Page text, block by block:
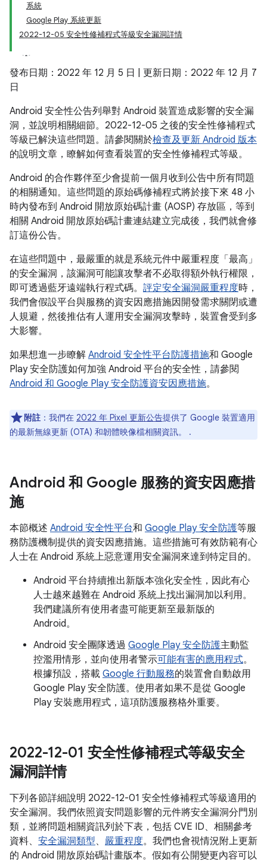
系統
Google Play 系統更新
2022-12-05 安全性修補程式等級安全漏洞詳情
發布日期：2022 年 12 月 5 日 | 更新日期：2022 年 12 月 7
日
Android 安全性公告列舉對 Android 裝置造成影響的安全漏
洞，並說明相關細節。2022-12-05 之後的安全性修補程式
等級已解決這些問題。請參閱關於檢查及更新 Android 版本
的說明文章，瞭解如何查看裝置的安全性修補程式等級。
Android 的合作夥伴至少會提前一個月收到公告中所有問題
的相關通知。這些問題的原始碼修補程式將於接下來 48 小
時內發布到 Android 開放原始碼計畫 (AOSP) 存放區，等到
相關 Android 開放原始碼計畫連結建立完成後，我們就會修
訂這份公告。
在這些問題中，最嚴重的就是系統元件中嚴重程度「最高」
的安全漏洞，該漏洞可能讓攻擊者不必取得額外執行權限，
即可透過藍牙遠端執行程式碼。 評定安全漏洞嚴重程度時，
我們會假設平台與服務的資安因應措施因開發需求關閉或遭
人規避，然後推估有人運用安全漏洞攻擊時，裝置會受到多
大影響。
如果想進一步瞭解 Android 安全性平台防護措施和 Google
Play 安全防護如何加強 Android 平台的安全性，請參閱
Android 和 Google Play 安全防護資安因應措施。
附註 ：我們在 2022 年 Pixel 更新公告提供了 Google 裝置適用
的最新無線更新 (OTA) 和韌體映像檔相關資訊。 .
Android 和 Google 服務的資安因應措
施
本節概述 Android 安全性平台和 Google Play 安全防護等服
務防護機制提供的資安因應措施。這些措施可有效防範有心
人士在 Android 系統上惡意運用安全漏洞來達到特定目的。
Android 平台持續推出新版本強化安全性，因此有心
人士越來越難在 Android 系統上找出漏洞加以利用。
我們建議所有使用者盡可能更新至最新版的
Android。
Android 安全團隊透過 Google Play 安全防護主動監
控濫用情形，並向使用者警示可能有害的應用程式。
根據預設，搭載 Google 行動服務的裝置會自動啟用
Google Play 安全防護。使用者如果不是從 Google
Play 安裝應用程式，這項防護服務格外重要。
2022-12-01 安全性修補程式等級安全
漏洞詳情
下列各節詳細說明 2022-12-01 安全性修補程式等級適用的
安全漏洞。我們依照資安問題影響的元件將安全漏洞分門別
類，並將問題相關資訊列於下表，包括 CVE ID、相關參考
資料、 安全漏洞類型、 嚴重程度。我們也會視情況附上更新
的 Android 開放原始碼計畫版本。假如有公開變更內容可以